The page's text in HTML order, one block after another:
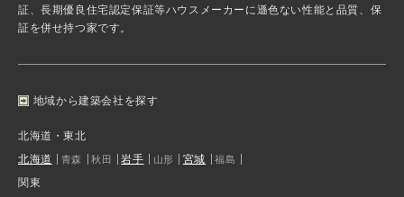
証、長期優良住宅認定保証等ハウスメーカーに遜色ない性能と品質、保
証を併せ持つ家です。
地域から建築会社を探す
北海道・東北
北海道
青森 秋田 岩手 山形 宮城 福島
関東